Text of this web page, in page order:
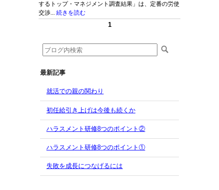
するトップ・マネジメント調査結果」は、定番の労使
交渉... 続きを読む
1
最新記事
就活での親の関わり
初任給引き上げは今後も続くか
ハラスメント研修8つのポイント②
ハラスメント研修8つのポイント①
失敗を成長につなげるには